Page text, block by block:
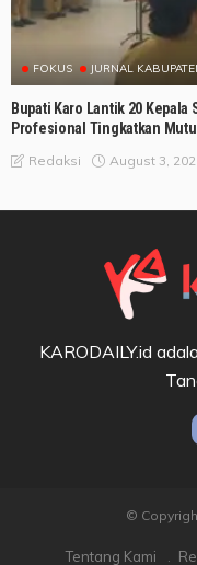
FOKUS JURNAL
Bupati Karo Lantik 20 Kepala
Profesional Tingkatkan
Redaksi August 3,
KARODAILY.id
©
Tentang Kami